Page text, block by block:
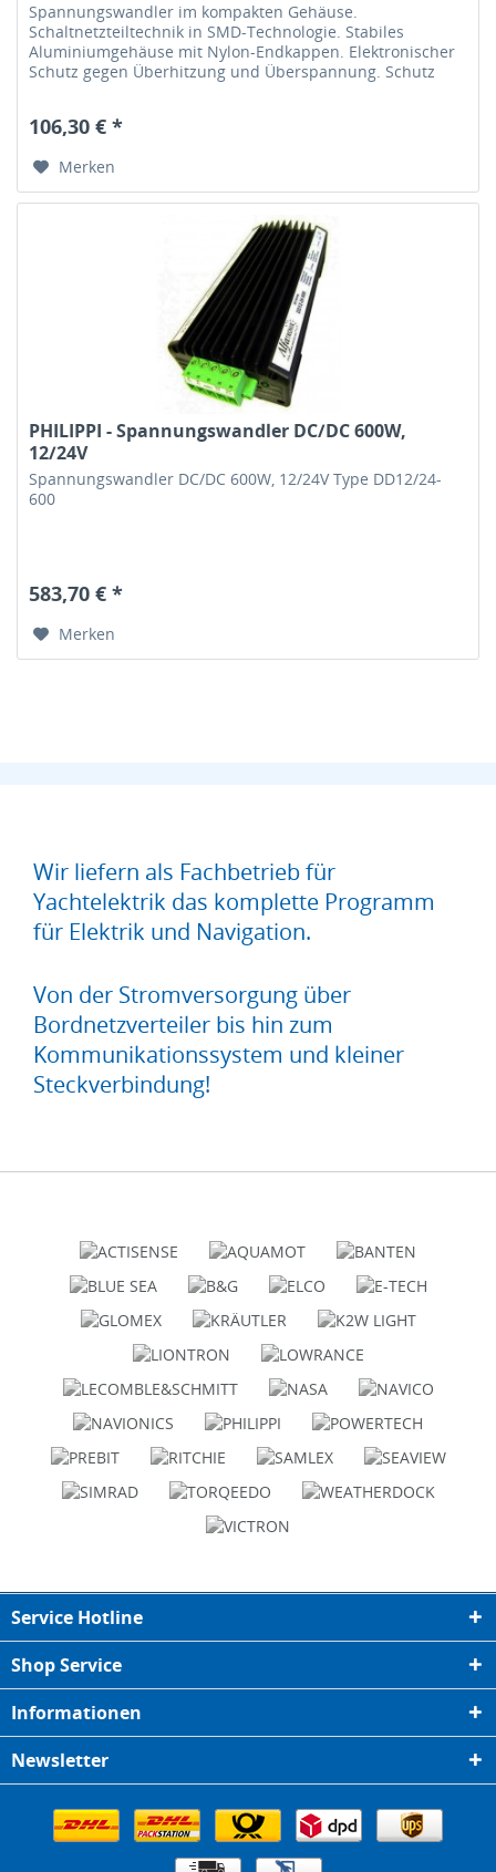
Spannungswandler im kompakten Gehäuse.
Schaltnetzteiltechnik in SMD-Technologie. Stabiles
Aluminiumgehäuse mit Nylon-Endkappen. Elektronischer
Schutz gegen Überhitzung und Überspannung. Schutz
106,30 € *
Merken
PHILIPPI - Spannungswandler DC/DC 600W,
12/24V
Spannungswandler DC/DC 600W, 12/24V Type DD12/24-
600
583,70 € *
Merken
Wir liefern als Fachbetrieb für
Yachtelektrik das komplette Programm
für Elektrik und Navigation.
Von der Stromversorgung über
Bordnetzverteiler bis hin zum
Kommunikationssystem und kleiner
Steckverbindung!
Service Hotline
Shop Service
Informationen
Newsletter